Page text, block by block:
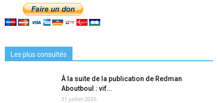
Les plus consultés
À la suite de la publication de Redman
Aboutboul : vif...
31 juillet 2026